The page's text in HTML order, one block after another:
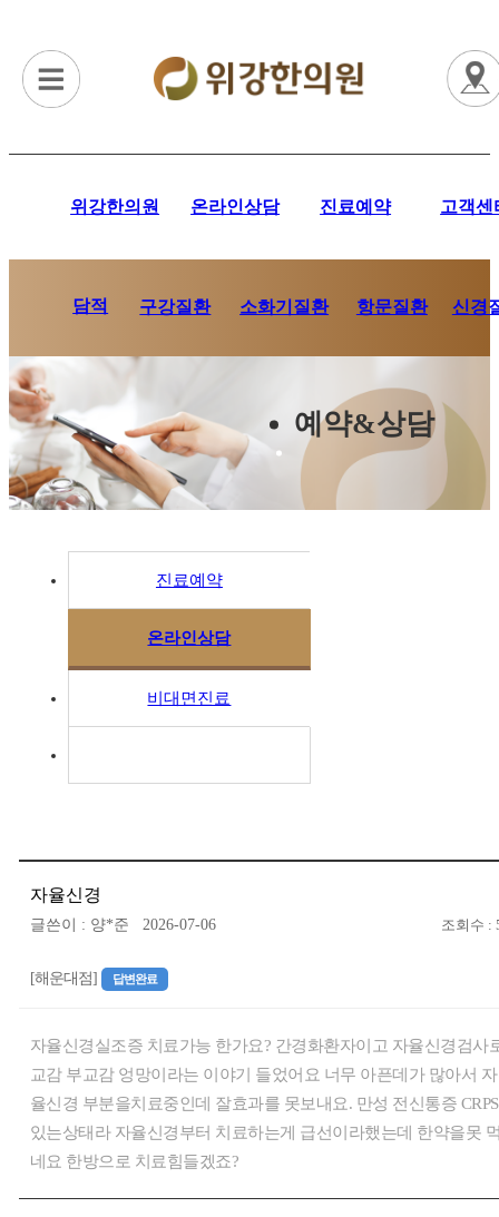
위강한의원 온라인상담 진료예약 고객센
담적 구강질환 소화기질환 항문질환 신경
예약&상담
진료예약
온라인상담
비대면진료
자율신경
글쓴이 : 양*준 2026-07-06 조회수 :
[해운대점] 답변완료
자율신경실조증 치료가능 한가요? 간경화환자이고 자율신경검사
교감 부교감 엉망이라는 이야기 들었어요 너무 아픈데가 많아서 자
율신경 부분을치료중인데 잘효과를 못보내요. 만성 전신통증 CRPS
있는상태라 자율신경부터 치료하는게 급선이라했는데 한약을못
네요 한방으로 치료힘들겠죠?